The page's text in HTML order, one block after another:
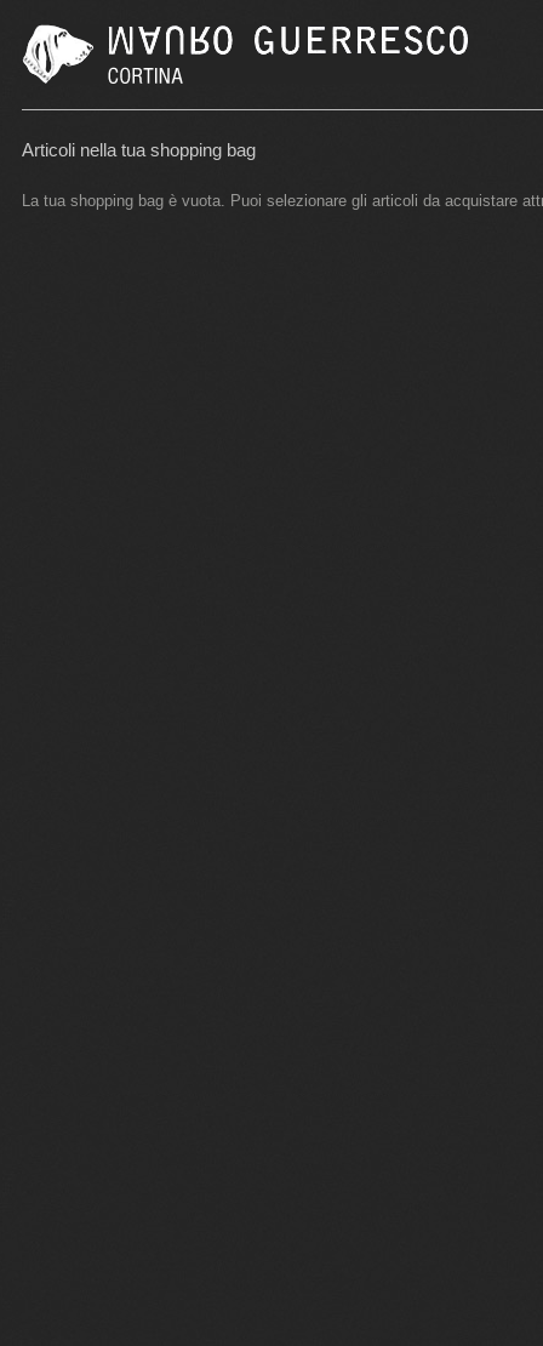
Articoli nella tua shopping bag
La tua shopping bag è vuota. Puoi selezionare gli articoli da acquistare